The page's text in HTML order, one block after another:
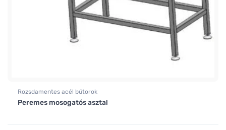
Rozsdamentes acél bútorok
Peremes mosogatós asztal